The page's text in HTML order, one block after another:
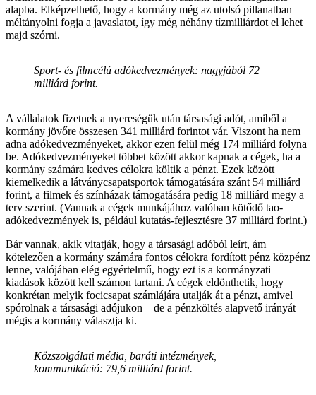
alapba. Elképzelhető, hogy a kormány még az utolsó pillanatban
méltányolni fogja a javaslatot, így még néhány tízmilliárdot el lehet
majd szórni.
Sport- és filmcélú adókedvezmények: nagyjából 72
milliárd forint.
A vállalatok fizetnek a nyereségük után társasági adót, amiből a
kormány jövőre összesen 341 milliárd forintot vár. Viszont ha nem
adna adókedvezményeket, akkor ezen felül még 174 milliárd folyna
be. Adókedvezményeket többet között akkor kapnak a cégek, ha a
kormány számára kedves célokra költik a pénzt. Ezek között
kiemelkedik a látványcsapatsportok támogatására szánt 54 milliárd
forint, a filmek és színházak támogatására pedig 18 milliárd megy a
terv szerint. (Vannak a cégek munkájához valóban kötődő tao-
adókedvezmények is, például kutatás-fejlesztésre 37 milliárd forint.)
Bár vannak, akik vitatják, hogy a társasági adóból leírt, ám
kötelezően a kormány számára fontos célokra fordított pénz közpénz
lenne, valójában elég egyértelmű, hogy ezt is a kormányzati
kiadások között kell számon tartani. A cégek eldönthetik, hogy
konkrétan melyik focicsapat számlájára utalják át a pénzt, amivel
spórolnak a társasági adójukon – de a pénzköltés alapvető irányát
mégis a kormány választja ki.
Közszolgálati média, baráti intézmények,
kommunikáció: 79,6 milliárd forint.